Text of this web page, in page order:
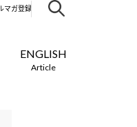
ENGLISH
Article